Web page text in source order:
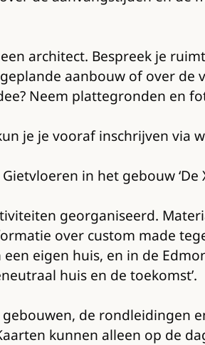
architect. Bespreek je
aanbouw of over
Neem plattegronden en
je je vooraf inschrijven via
in het gebouw ‘De
georganiseerd.
over custom made
eigen huis, en in de
huis en de toekomst’.
de rondleidingen
kunnen alleen op de